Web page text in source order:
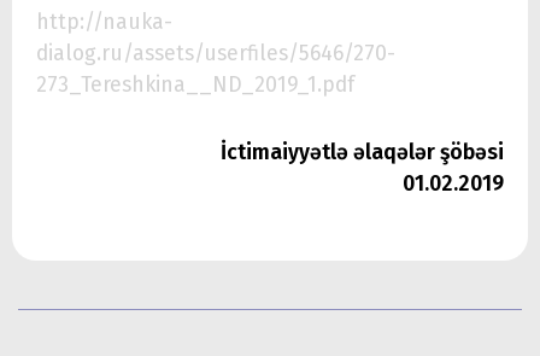
http://nauka-
dialog.ru/assets/userfiles/5646/270-
273_Tereshkina__ND_2019_1.pdf
İctimaiyyətlə əlaqələr şöbəsi
01.02.2019